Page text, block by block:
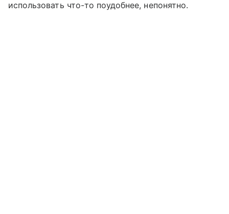
использовать что-то поудобнее, непонятно.